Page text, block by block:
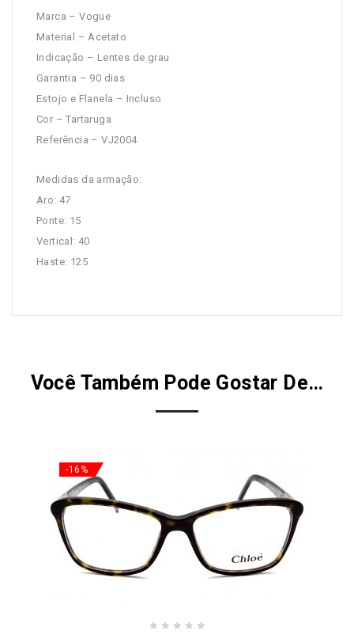
Marca – Vogue
Material – Acetato
Indicação – Lentes de grau
Garantia – 90 dias
Estojo e Flanela – Incluso
Cor – Tartaruga
Referência – VJ2004
Medidas da armação:
Aro: 47
Ponte: 15
Vertical: 40
Haste: 125
Você Também Pode Gostar De…
-16%